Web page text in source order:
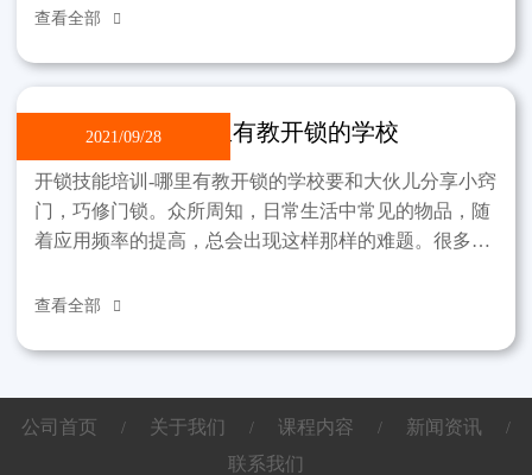
在同一
查看全部 
2021/09/28
开锁技能培训-哪里有教开锁的学校
开锁技能培训-哪里有教开锁的学校要和大伙儿分享小窍
门，巧修门锁。众所周知，日常生活中常见的物品，随
着应用频率的提高，总会出现这样那样的难题。很多时
支。就门
查看全部 
公司首页 / 关于我们 / 课程内容 / 新闻资讯 /
联系我们